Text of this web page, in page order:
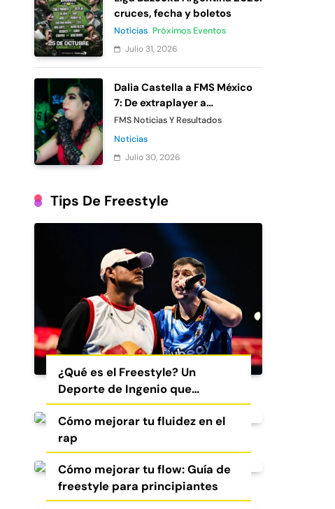
cruces, fecha y boletos
Noticias Próximos Eventos
Julio 31, 2026
Dalia Castella a FMS México
7: De extraplayer a
participante oficial
FMS Noticias Y Resultados
Noticias
Julio 30, 2026
Tips De Freestyle
¿Qué es el Freestyle? Un
Deporte de Ingenio que
Conquista al Mundo
Cómo mejorar tu fluidez en el
rap
Cómo mejorar tu flow: Guía de
freestyle para principiantes